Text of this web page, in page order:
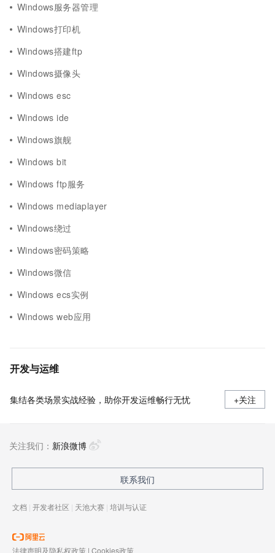
Windows服务器管理
Windows打印机
Windows搭建ftp
Windows摄像头
Windows esc
Windows ide
Windows旗舰
Windows bit
Windows ftp服务
Windows mediaplayer
Windows绕过
Windows密码策略
Windows微信
Windows ecs实例
Windows web应用
开发与运维
集结各类场景实战经验，助你开发运维畅行无忧 +关注
关注我们： 新浪微博
联系我们
文档 | 开发者社区 | 天池大赛 | 培训与认证
法律声明及隐私权政策 | Cookies政策